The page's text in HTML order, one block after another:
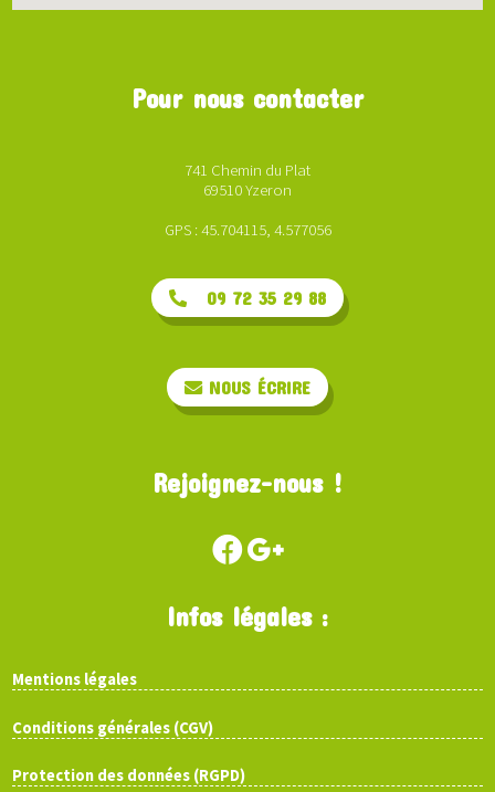
Pour nous contacter
741 Chemin du Plat
69510 Yzeron
GPS : 45.704115, 4.577056
09 72 35 29 88
NOUS ÉCRIRE
Rejoignez-nous !
Infos légales :
Mentions légales
Conditions générales (CGV)
Protection des données (RGPD)